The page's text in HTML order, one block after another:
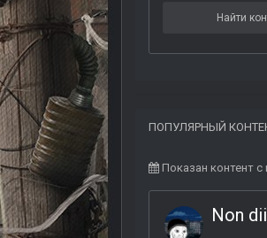
Найти
ПОПУЛЯРНЫЙ
Показан контент
Non